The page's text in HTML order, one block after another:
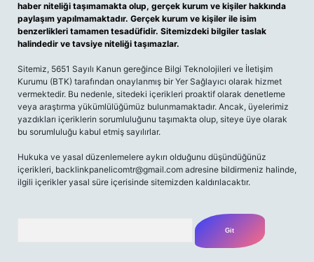
haber niteliği taşımamakta olup, gerçek kurum ve kişiler hakkında
paylaşım yapılmamaktadır. Gerçek kurum ve kişiler ile isim
benzerlikleri tamamen tesadüfidir. Sitemizdeki bilgiler taslak
halindedir ve tavsiye niteliği taşımazlar.
Sitemiz, 5651 Sayılı Kanun gereğince Bilgi Teknolojileri ve İletişim
Kurumu (BTK) tarafından onaylanmış bir Yer Sağlayıcı olarak hizmet
vermektedir. Bu nedenle, sitedeki içerikleri proaktif olarak denetleme
veya araştırma yükümlülüğümüz bulunmamaktadır. Ancak, üyelerimiz
yazdıkları içeriklerin sorumluluğunu taşımakta olup, siteye üye olarak
bu sorumluluğu kabul etmiş sayılırlar.
Hukuka ve yasal düzenlemelere aykırı olduğunu düşündüğünüz
içerikleri, backlinkpanelicomtr@gmail.com adresine bildirmeniz halinde,
ilgili içerikler yasal süre içerisinde sitemizden kaldırılacaktır.